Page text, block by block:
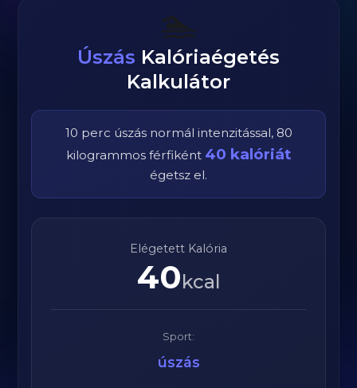
🏊
Úszás Kalóriaégetés
Kalkulátor
10 perc úszás normál intenzitással, 80
kilogrammos férfiként 40 kalóriát
égetsz el.
Elégetett Kalória
40kcal
Sport:
úszás